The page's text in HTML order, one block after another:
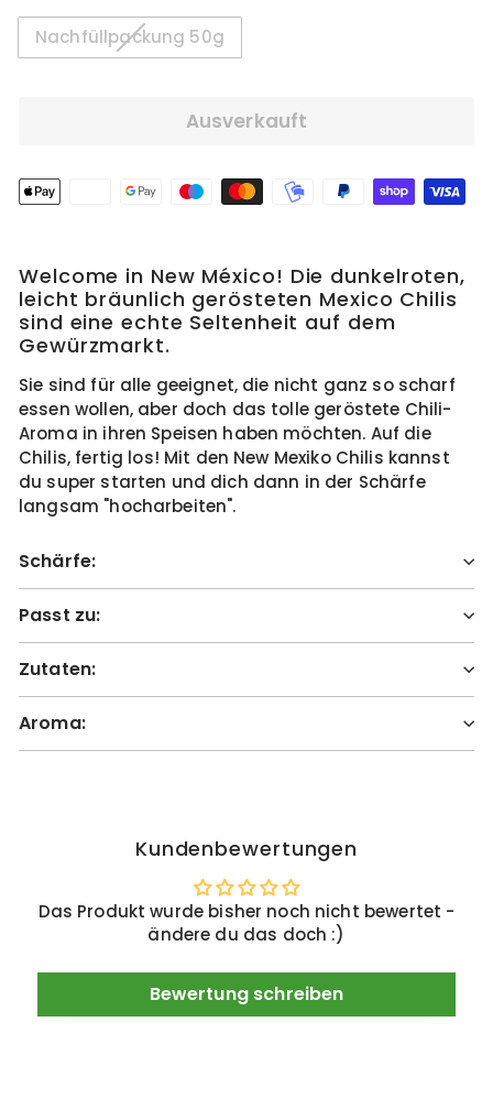
Nachfüllpackung 50g
Ausverkauft
Welcome in New México! Die dunkelroten,
leicht bräunlich gerösteten Mexico Chilis
sind eine echte Seltenheit auf dem
Gewürzmarkt.
Sie sind für alle geeignet, die nicht ganz so scharf
essen wollen, aber doch das tolle geröstete Chili-
Aroma in ihren Speisen haben möchten. Auf die
Chilis, fertig los! Mit den New Mexiko Chilis kannst
du super starten und dich dann in der Schärfe
langsam "hocharbeiten".
Schärfe:
Passt zu:
Zutaten:
Aroma:
Kundenbewertungen
Das Produkt wurde bisher noch nicht bewertet -
ändere du das doch :)
Bewertung schreiben